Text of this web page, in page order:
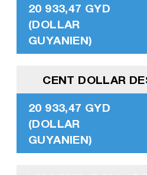
20 933,47 GYD
(DOLLAR
GUYANIEN)
CENT DOLLAR
20 933,47 GYD
(DOLLAR
GUYANIEN)